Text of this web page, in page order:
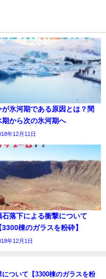
が氷河期である原因とは？間
期から次の氷河期へ
年12月11日
石落下による衝撃について
3300棟のガラスを粉砕】
年12月1日
について【3300棟のガラスを粉